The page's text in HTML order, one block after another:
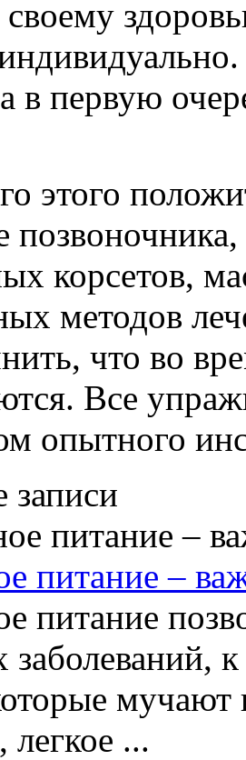
своему
в первую
этого
корсетов,
методов
что во
Все
опытного
записи
питание –
питание
заболеваний,
мучают
...